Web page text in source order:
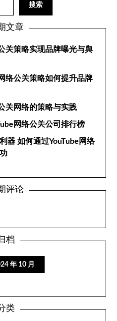
搜索
文章
关策略实现品牌曝光与舆
络公关策略如何提升品牌
关网络的策略与实践
网络公关公司排行榜
器 如何通过YouTube网络
评论
档
年 10 月
类